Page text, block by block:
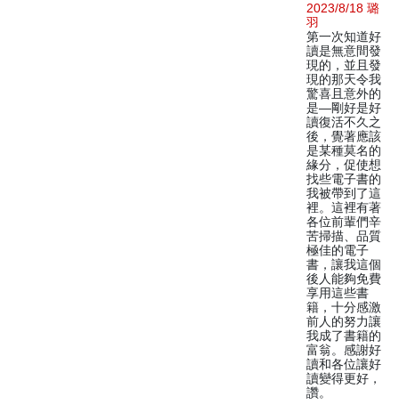
2023/8/18 璐
羽
第一次知道好
讀是無意間發
現的，並且發
現的那天令我
驚喜且意外的
是—剛好是好
讀復活不久之
後，覺著應該
是某種莫名的
緣分，促使想
找些電子書的
我被帶到了這
裡。這裡有著
各位前輩們辛
苦掃描、品質
極佳的電子
書，讓我這個
後人能夠免費
享用這些書
籍，十分感激
前人的努力讓
我成了書籍的
富翁。感謝好
讀和各位讓好
讀變得更好，
讚。